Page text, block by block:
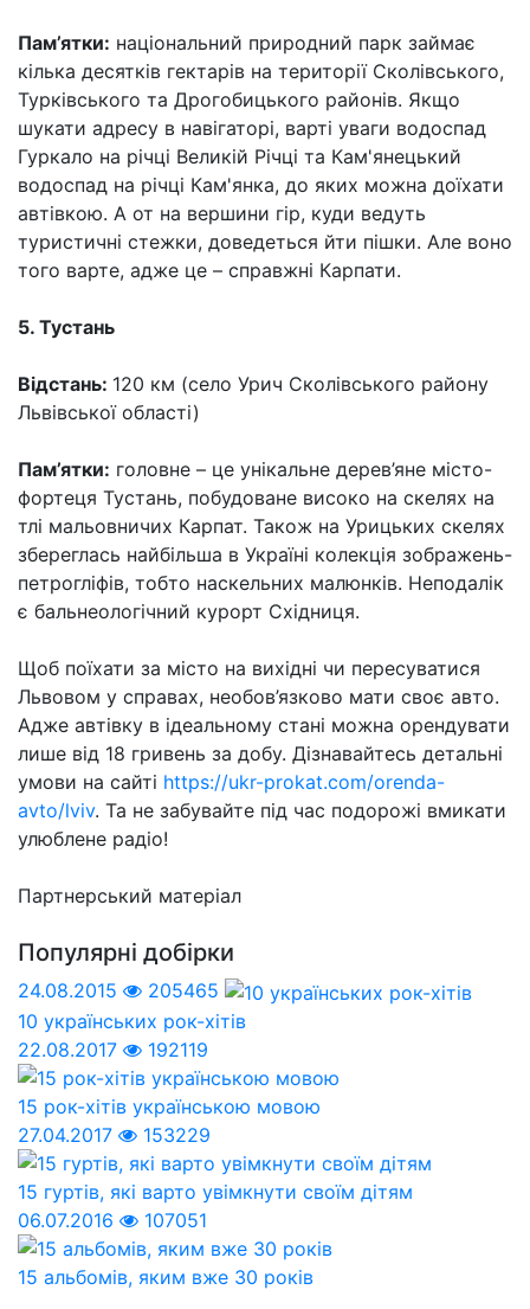
Пам’ятки: національний природний парк займає
кілька десятків гектарів на території Сколівського,
Турківського та Дрогобицького районів. Якщо
шукати адресу в навігаторі, варті уваги водоспад
Гуркало на річці Великій Річці та Кам'янецький
водоспад на річці Кам'янка, до яких можна доїхати
автівкою. А от на вершини гір, куди ведуть
туристичні стежки, доведеться йти пішки. Але воно
того варте, адже це – справжні Карпати.
5. Тустань
Відстань: 120 км (село Урич Сколівського району
Львівської області)
Пам’ятки: головне – це унікальне дерев’яне місто-
фортеця Тустань, побудоване високо на скелях на
тлі мальовничих Карпат. Також на Урицьких скелях
збереглась найбільша в Україні колекція зображень-
петрогліфів, тобто наскельних малюнків. Неподалік
є бальнеологічний курорт Східниця.
Щоб поїхати за місто на вихідні чи пересуватися
Львовом у справах, необов’язково мати своє авто.
Адже автівку в ідеальному стані можна орендувати
лише від 18 гривень за добу. Дізнавайтесь детальні
умови на сайті https://ukr-prokat.com/orenda-
avto/lviv. Та не забувайте під час подорожі вмикати
улюблене радіо!
Партнерський матеріал
Популярні добірки
24.08.2015
205465
10 українських рок-хітів
22.08.2017
192119
15 рок-хітів українською мовою
27.04.2017
153229
15 гуртів, які варто увімкнути своїм дітям
06.07.2016
107051
15 альбомів, яким вже 30 років